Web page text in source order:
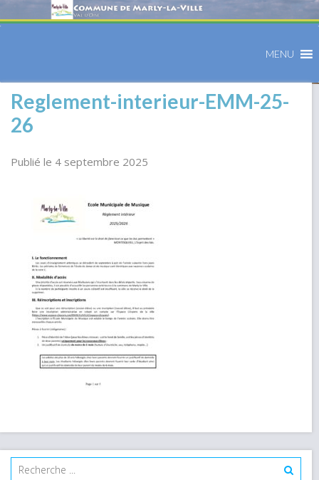
MENU
Reglement-interieur-EMM-25-
26
Publié le 4 septembre 2025